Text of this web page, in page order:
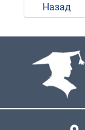
Назад